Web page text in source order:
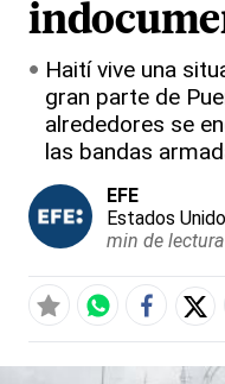
Haití vive una
gran parte de
alrededores se
las bandas
EFE
Estados
min de lectura